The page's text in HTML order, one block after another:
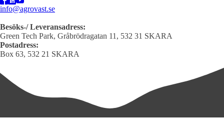
info@agrovast.se
Besöks-/ Leveransadress:
Green Tech Park, Gråbrödragatan 11, 532 31 SKARA
Postadress:
Box 63, 532 21 SKARA